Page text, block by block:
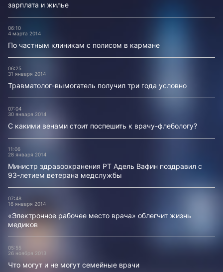
зарплата и жилье
06:10
4 марта 2014
По частным клиникам с полисом в кармане
06:25
31 января 2014
Травматолог-вымогатель получил три года условно
07:04
30 января 2014
С какими венами стоит поспешить к врачу-флебологу?
11:06
28 января 2014
Министр здравоохранения РТ Адель Вафин поздравил с
93-летием ветерана медслужбы
07:48
16 января 2014
«Электронное рабочее место врача» облегчит жизнь
медиков
05:55
26 ноября 2013
Что могут и не могут семейные врачи